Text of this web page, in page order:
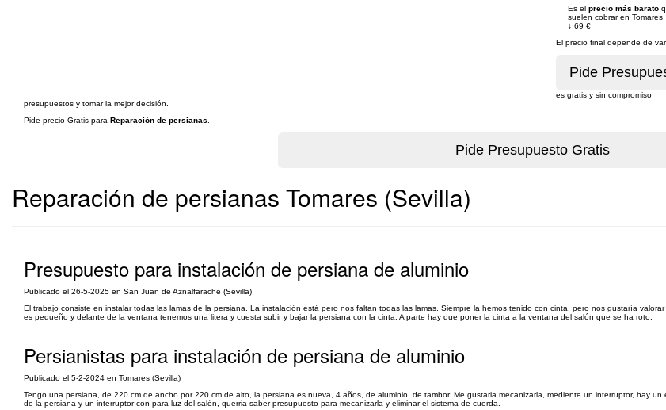
Es el precio más barato
suelen cobrar en Tomares
↓ 69 €
El precio final depende de
es gratis y sin compromiso
presupuestos y tomar la mejor decisión.
Pide precio Gratis para Reparación de persianas
Reparación de persianas Tomares (Sevilla)
Presupuesto para instalación de persiana de aluminio
Publicado el 26-5-2025 en San Juan de Aznalfarache (Sevilla)
El trabajo consiste en instalar todas las lamas de la persiana. La instalación está pero nos faltan todas las lamas. Siempre la hemos tenido con cinta, pero nos gustaría
es pequeño y delante de la ventana tenemos una litera y cuesta subir y bajar la persiana con la cinta. A parte hay que poner la cinta a la ventana del salón que se ha roto.
Persianistas para instalación de persiana de aluminio
Publicado el 5-2-2024 en Tomares (Sevilla)
Tengo una persiana, de 220 cm de ancho por 220 cm de alto, la persiana es nueva, 4 años, de aluminio, de tambor. Me gustaria mecanizarla, mediente un interruptor, hay
de la persiana y un interruptor con para luz del salón, querria saber presupuesto para mecanizarla y eliminar el sistema de cuerda.